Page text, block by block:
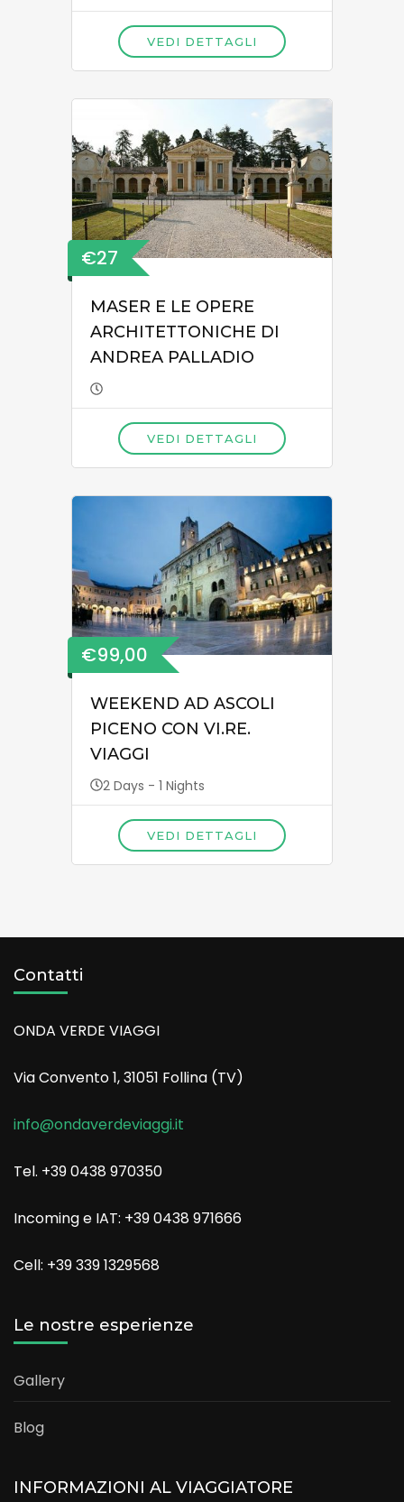
VEDI DETTAGLI
€27
MASER E LE OPERE
ARCHITETTONICHE DI
ANDREA PALLADIO
VEDI DETTAGLI
€99,00
WEEKEND AD ASCOLI
PICENO CON VI.RE.
VIAGGI
2 Days - 1 Nights
VEDI DETTAGLI
Contatti
ONDA VERDE VIAGGI
Via Convento 1, 31051 Follina (TV)
info@ondaverdeviaggi.it
Tel. +39 0438 970350
Incoming e IAT: +39 0438 971666
Cell: +39 339 1329568
Le nostre esperienze
Gallery
Blog
INFORMAZIONI AL VIAGGIATORE